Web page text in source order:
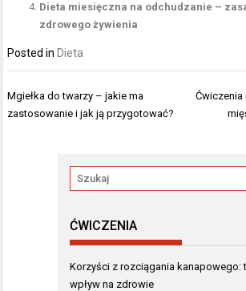
Dieta miesięczna na odchudzanie –
zdrowego żywienia
Posted in Dieta
Nawigacja
wpisu
Mgiełka do twarzy – jakie ma
zastosowanie i jak ją przygotować?
Ćwiczenia
ĆWICZENIA
Korzyści z rozciągania kanapowego:
wpływ na zdrowie